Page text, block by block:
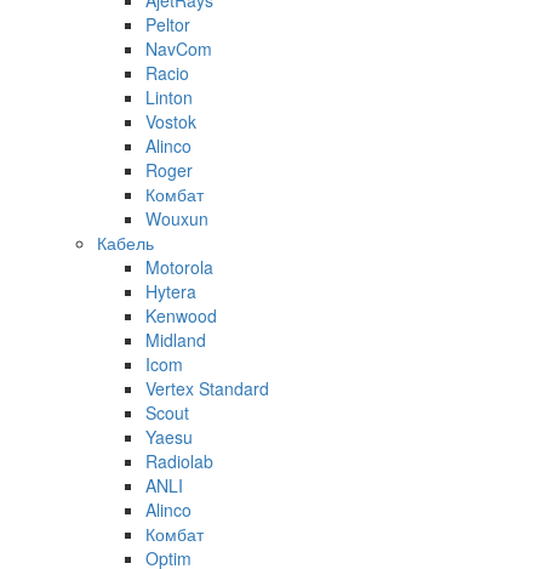
Peltor
NavCom
Racio
Linton
Vostok
Alinco
Roger
Комбат
Wouxun
Кабель
Motorola
Hytera
Kenwood
Midland
Icom
Vertex Standard
Scout
Yaesu
Radiolab
ANLI
Alinco
Комбат
Optim